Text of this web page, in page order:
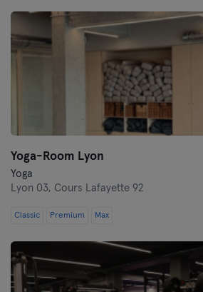
Yoga-Room Lyon
Yoga
Lyon 03, Cours Lafayette 92
Classic Premium Max
Marseille
Montpellier
Rennes